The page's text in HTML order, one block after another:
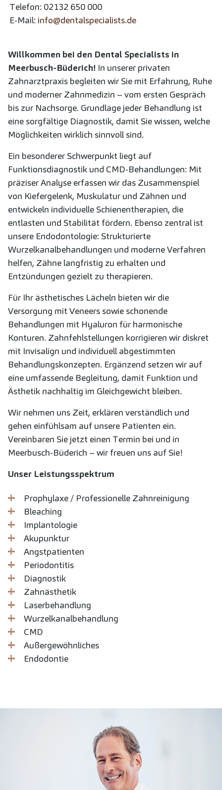
Telefon: 02132 650 000
E-Mail: info@dentalspecialists.de
Willkommen bei den Dental Specialists in
Meerbusch-Büderich! In unserer privaten
Zahnarztpraxis begleiten wir Sie mit Erfahrung, Ruhe
und moderner Zahnmedizin – vom ersten Gespräch
bis zur Nachsorge. Grundlage jeder Behandlung ist
eine sorgfältige Diagnostik, damit Sie wissen, welche
Möglichkeiten wirklich sinnvoll sind.
Ein besonderer Schwerpunkt liegt auf
Funktionsdiagnostik und CMD-Behandlungen: Mit
präziser Analyse erfassen wir das Zusammenspiel
von Kiefergelenk, Muskulatur und Zähnen und
entwickeln individuelle Schienentherapien, die
entlasten und Stabilität fördern. Ebenso zentral ist
unsere Endodontologie: Strukturierte
Wurzelkanalbehandlungen und moderne Verfahren
helfen, Zähne langfristig zu erhalten und
Entzündungen gezielt zu therapieren.
Für Ihr ästhetisches Lächeln bieten wir die
Versorgung mit Veneers sowie schonende
Behandlungen mit Hyaluron für harmonische
Konturen. Zahnfehlstellungen korrigieren wir diskret
mit Invisalign und individuell abgestimmten
Behandlungskonzepten. Ergänzend setzen wir auf
eine umfassende Begleitung, damit Funktion und
Ästhetik nachhaltig im Gleichgewicht bleiben.
Wir nehmen uns Zeit, erklären verständlich und
gehen einfühlsam auf unsere Patienten ein.
Vereinbaren Sie jetzt einen Termin bei und in
Meerbusch-Büderich – wir freuen uns auf Sie!
Unser Leistungsspektrum
Prophylaxe / Professionelle Zahnreinigung
Bleaching
Implantologie
Akupunktur
Angstpatienten
Periodontitis
Diagnostik
Zahnästhetik
Laserbehandlung
Wurzelkanalbehandlung
CMD
Außergewöhnliches
Endodontie